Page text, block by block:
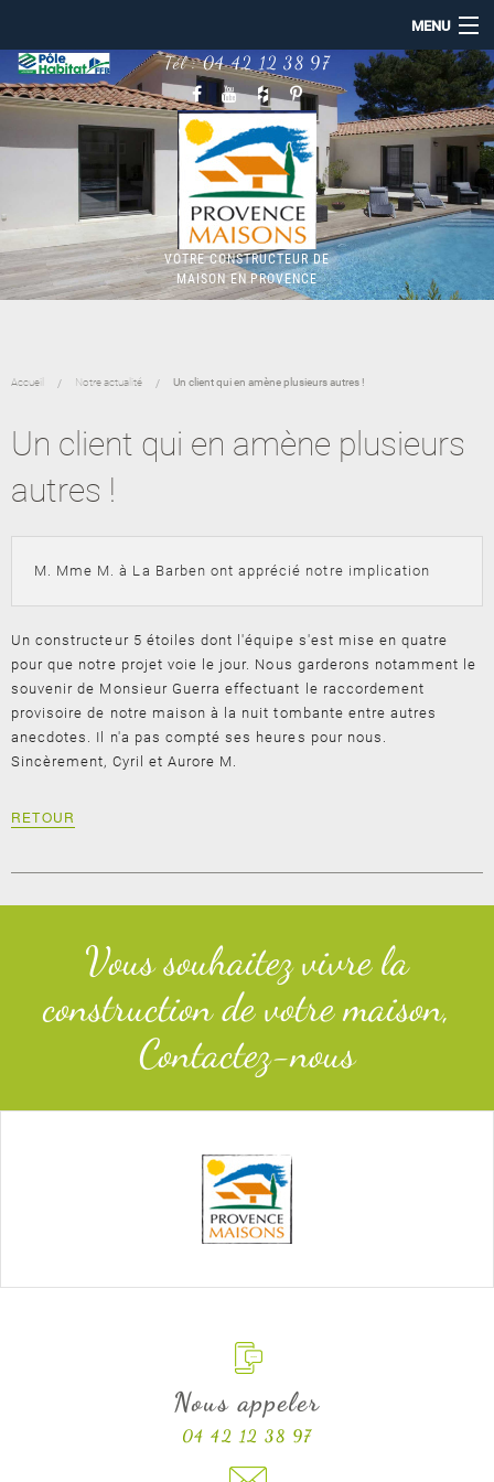
VOTRE CONSTRUCTEUR DE
MAISON EN PROVENCE
Tél :04 42 12 38 97
MENU
ACCUEIL
PROVENCE MAISONS
NOS RÉALISATIONS
CONSTRUCTION MAISON
MAISON BBC RE2020
NOTRE ACTUALITÉ
Accueil Notre actualité Un client qui en amène plusieurs autres !
Un client qui en amène plusieurs
autres !
M. Mme M. à La Barben ont apprécié notre implication
Un constructeur 5 étoiles dont l'équipe s'est mise en quatre
pour que notre projet voie le jour. Nous garderons notamment le
souvenir de Monsieur Guerra effectuant le raccordement
provisoire de notre maison à la nuit tombante entre autres
anecdotes. Il n'a pas compté ses heures pour nous.
Sincèrement, Cyril et Aurore M.
RETOUR
Vous souhaitez vivre la
construction de votre maison,
Contactez-nous
Nous appeler
04 42 12 38 97